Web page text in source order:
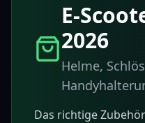
E-
2026
Helme,
Das richtige